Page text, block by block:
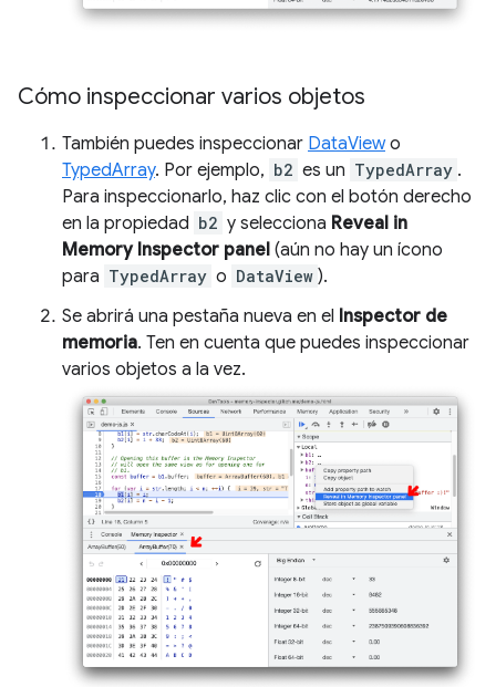
Cómo inspeccionar varios objetos
También puedes inspeccionar DataViewo
TypedArray. Por ejemplo, b2 es un TypedArray .
Para inspeccionarlo, haz clic con el botón derecho
en la propiedad b2 y selecciona Reveal in
Memory Inspector panel (aún no hay un ícono
para TypedArray o DataView ).
Se abrirá una pestaña nueva en el Inspector de
memoria. Ten en cuenta que puedes inspeccionar
varios objetos a la vez.